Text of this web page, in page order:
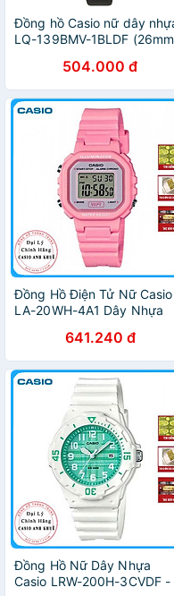
Đồng hồ Casio nữ dây
LQ-139BMV-1BLDF
504.000 đ
Đồng Hồ Điện Tử Nữ Casio
LA-20WH-4A1 Dây Nhựa
641.240 đ
Đồng Hồ Nữ Dây Nhựa
Casio LRW-200H-3CVDF -